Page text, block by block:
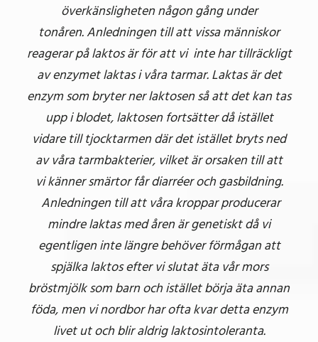
överkänsligheten någon gång under
tonåren. Anledningen till att vissa människor
reagerar på laktos är för att vi inte har tillräckligt
av enzymet laktas i våra tarmar. Laktas är det
enzym som bryter ner laktosen så att det kan tas
upp i blodet, laktosen fortsätter då istället
vidare till tjocktarmen där det istället bryts ned
av våra tarmbakterier, vilket är orsaken till att
vi känner smärtor får diarréer och gasbildning.
Anledningen till att våra kroppar producerar
mindre laktas med åren är genetiskt då vi
egentligen inte längre behöver förmågan att
spjälka laktos efter vi slutat äta vår mors
bröstmjölk som barn och istället börja äta annan
föda, men vi nordbor har ofta kvar detta enzym
livet ut och blir aldrig laktosintoleranta.